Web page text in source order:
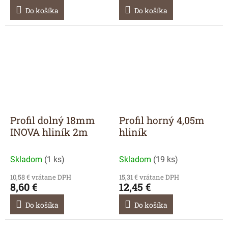
Do košíka Do košíka
Profil dolný 18mm
INOVA hliník 2m
Skladom (1 ks)
10,58 € vrátane DPH
8,60 €
Do košíka
Profil horný 4,05m
hliník
Skladom (19 ks)
15,31 € vrátane DPH
12,45 €
Do košíka